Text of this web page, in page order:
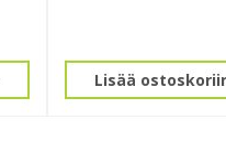
Lisää